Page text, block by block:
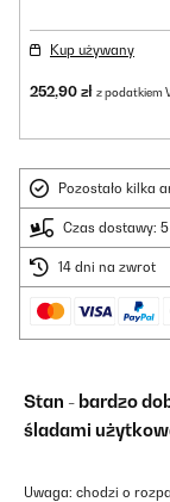
Kup używany
252,90 zł z podatkiem
Pozostało kilka
Czas dostawy:
14 dni na zwrot
Stan - bardzo
śladami
Uwaga: chodzi o